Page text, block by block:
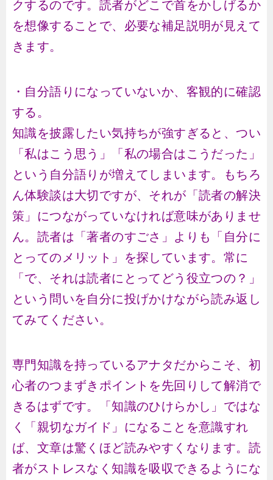
クするのです。読者がどこで首をかしげるか
を想像することで、必要な補足説明が見えて
きます。
・自分語りになっていないか、客観的に確認
する。
知識を披露したい気持ちが強すぎると、つい
「私はこう思う」「私の場合はこうだった」
という自分語りが増えてしまいます。もちろ
ん体験談は大切ですが、それが「読者の解決
策」につながっていなければ意味がありませ
ん。読者は「著者のすごさ」よりも「自分に
とってのメリット」を探しています。常に
「で、それは読者にとってどう役立つの？」
という問いを自分に投げかけながら読み返し
てみてください。
専門知識を持っているアナタだからこそ、初
心者のつまずきポイントを先回りして解消で
きるはずです。「知識のひけらかし」ではな
く「親切なガイド」になることを意識すれ
ば、文章は驚くほど読みやすくなります。読
者がストレスなく知識を吸収できるようにな